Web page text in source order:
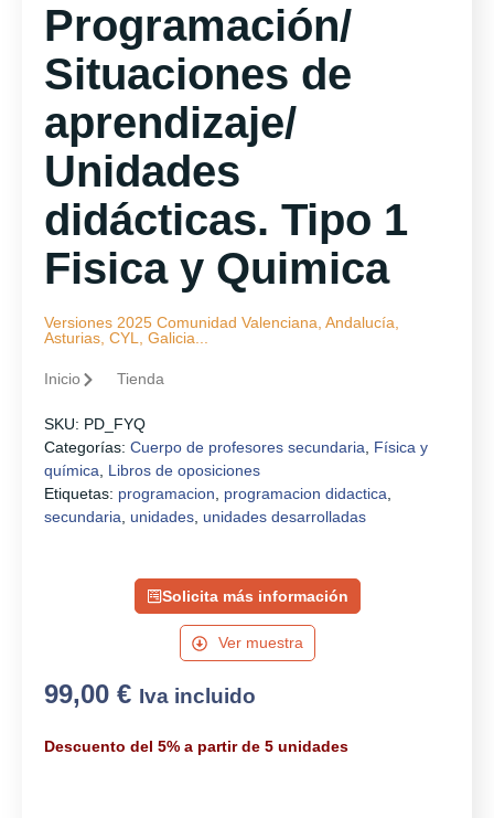
Programación/
Situaciones de
aprendizaje/
Unidades
didácticas. Tipo 1
Fisica y Quimica
Versiones 2025 Comunidad Valenciana, Andalucía,
Asturias, CYL, Galicia...
Inicio Tienda
SKU: PD_FYQ
Categorías: Cuerpo de profesores secundaria
Física y
química
Libros de oposiciones
Etiquetas: programacion programacion didactica
secundaria
unidades unidades desarrolladas
Solicita más información
Ver muestra
99,00 € Iva incluido
Descuento del 5% a partir de 5 unidades